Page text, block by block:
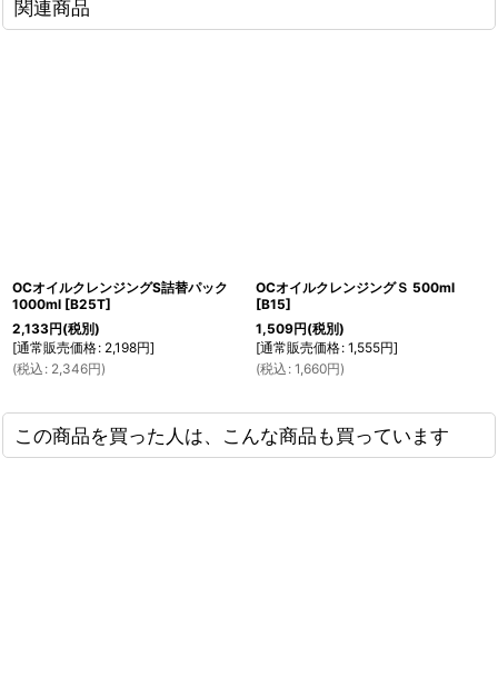
関連商品
OCオイルクレンジングS詰替パック
1000ml [B25T]
2,133円(税別)
[通常販売価格: 2,198円]
(税込 : 2,346円)
OCオイルクレンジングＳ 500ml
[B15]
1,509円(税別)
[通常販売価格: 1,555円]
(税込 : 1,660円)
この商品を買った人は、こんな商品も買っています